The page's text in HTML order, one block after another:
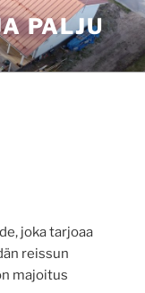
PALJU
joka tarjoaa
reissun
majoitus